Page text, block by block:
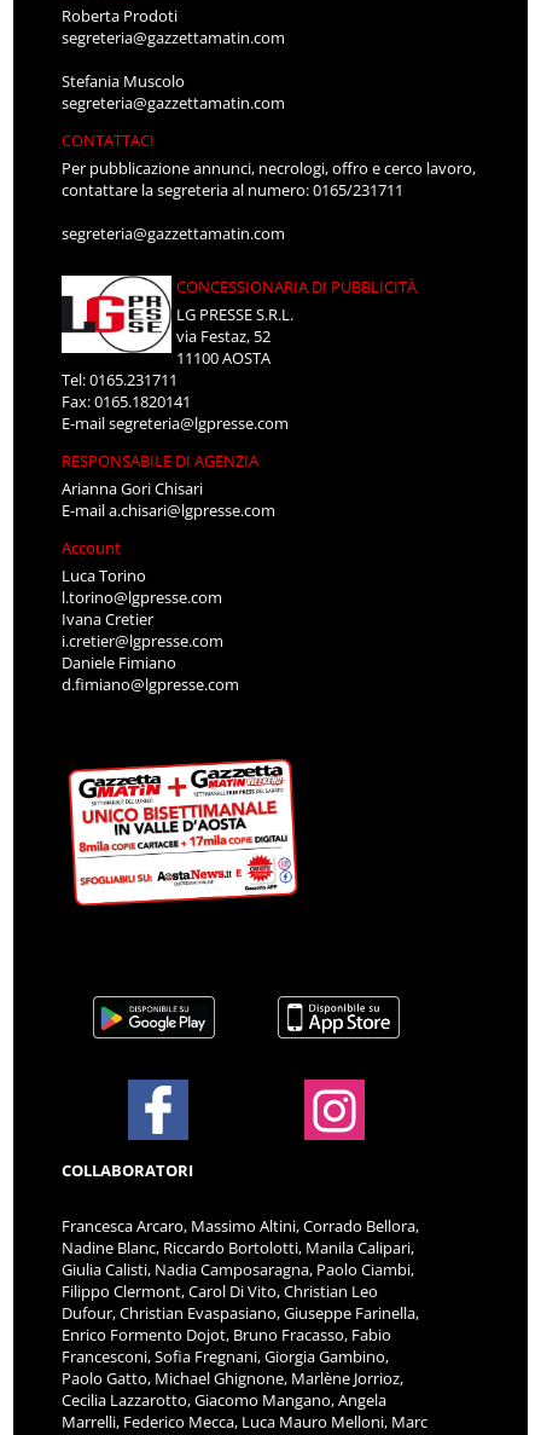
Roberta Prodoti
segreteria@gazzettamatin.com
Stefania Muscolo
segreteria@gazzettamatin.com
CONTATTACI
Per pubblicazione annunci, necrologi, offro e cerco lavoro,
contattare la segreteria al numero: 0165/231711
segreteria@gazzettamatin.com
CONCESSIONARIA DI PUBBLICITÀ
LG PRESSE S.R.L.
via Festaz, 52
11100 AOSTA
Tel: 0165.231711
Fax: 0165.1820141
E-mailsegreteria@lgpresse.com
RESPONSABILE DI AGENZIA
Arianna Gori Chisari
E-maila.chisari@lgpresse.com
Account
Luca Torino
l.torino@lgpresse.com
Ivana Cretier
i.cretier@lgpresse.com
Daniele Fimiano
d.fimiano@lgpresse.com
COLLABORATORI
Francesca Arcaro, Massimo Altini, Corrado Bellora,
Nadine Blanc, Riccardo Bortolotti, Manila Calipari,
Giulia Calisti, Nadia Camposaragna, Paolo Ciambi,
Filippo Clermont, Carol Di Vito, Christian Leo
Dufour, Christian Evaspasiano, Giuseppe Farinella,
Enrico Formento Dojot, Bruno Fracasso, Fabio
Francesconi, Sofia Fregnani, Giorgia Gambino,
Paolo Gatto, Michael Ghignone, Marlène Jorrioz,
Cecilia Lazzarotto, Giacomo Mangano, Angela
Marrelli, Federico Mecca, Luca Mauro Melloni, Marc